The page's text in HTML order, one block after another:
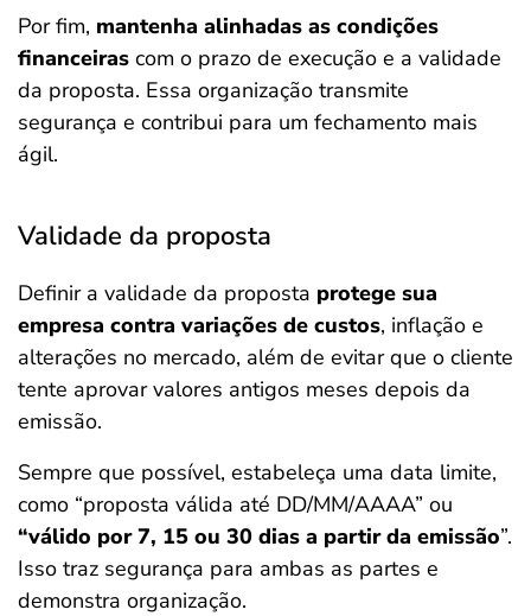
Por fim, mantenha alinhadas as condições
financeiras com o prazo de execução e a validade
da proposta. Essa organização transmite
segurança e contribui para um fechamento mais
ágil.
Validade da proposta
Definir a validade da proposta protege sua
empresa contra variações de custos, inflação e
alterações no mercado, além de evitar que o cliente
tente aprovar valores antigos meses depois da
emissão.
Sempre que possível, estabeleça uma data limite,
como “proposta válida até DD/MM/AAAA” ou
“válido por 7, 15 ou 30 dias a partir da emissão”.
Isso traz segurança para ambas as partes e
demonstra organização.